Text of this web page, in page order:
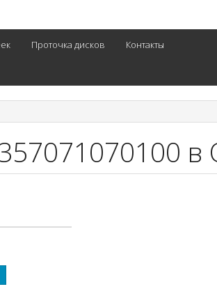
Проточка дисков
Контакты
в